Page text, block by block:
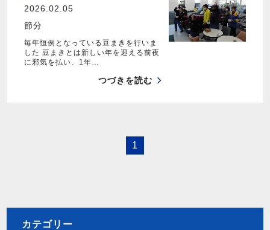
2026.02.05
節分
毎年恒例となっている豆まきを行いま
した 豆まきとは新しい年を迎える前夜
に邪気を払い、1年…
つづきを読む
1
カテゴリー